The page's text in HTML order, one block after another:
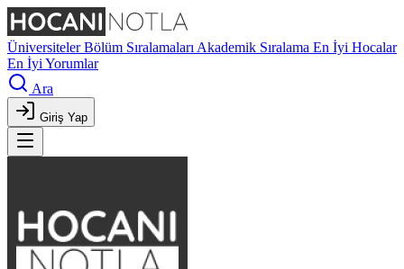
ÜniversitelerBölüm Sıralamaları Akademik Sıralama En İyi Hocalar
En İyi Yorumlar
Ara
Giriş Yap